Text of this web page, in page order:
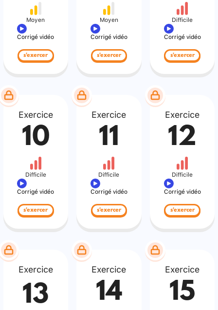
Moyen
Corrigé vidéo
s'exercer
Moyen
Corrigé vidéo
s'exercer
Difficile
Corrigé vidéo
s'exercer
Exercice
10
Difficile
Corrigé vidéo
s'exercer
Exercice
11
Difficile
Corrigé vidéo
s'exercer
Exercice
12
Difficile
Corrigé vidéo
s'exercer
Exercice
13
Exercice
14
Exercice
15